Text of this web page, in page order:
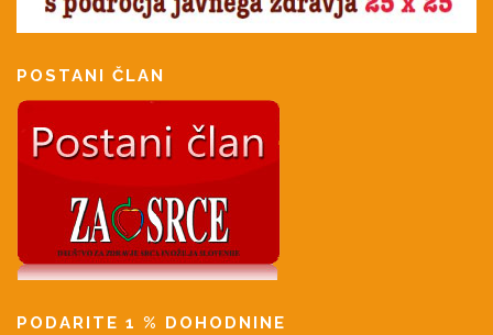
POSTANI ČLAN
PODARITE 1 % DOHODNINE